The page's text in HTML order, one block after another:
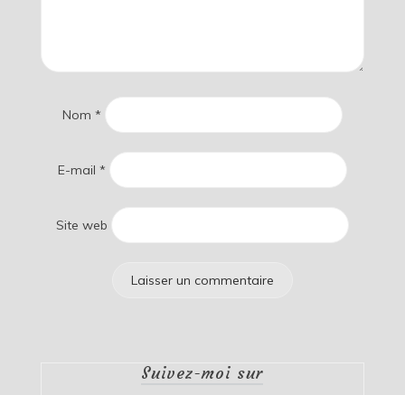
Nom *
E-mail *
Site web
Suivez-moi sur